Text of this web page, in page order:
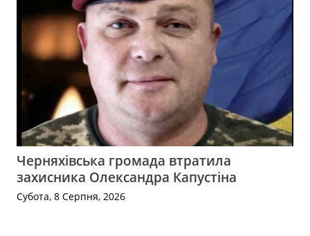
Черняхівська громада втратила
захисника Олександра Капустіна
Субота, 8 Серпня, 2026